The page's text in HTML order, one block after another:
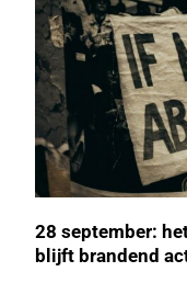
28 september:
blijft brandend